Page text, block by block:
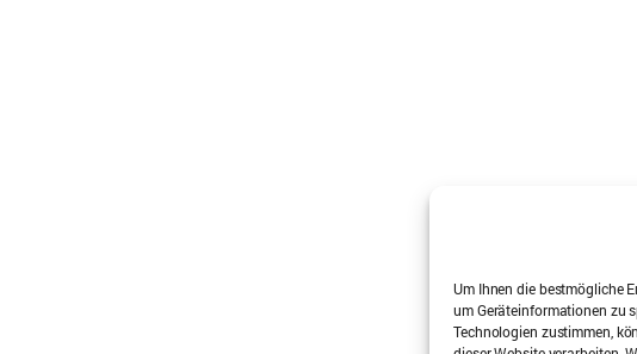
Um Ihnen die bestmögliche
um Geräteinformationen zu
Technologien zustimmen,